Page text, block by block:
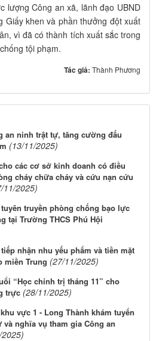
lượng Công an xã, lãnh đạo UBND
Giấy khen và phần thưởng đột xuất
vì đã có thành tích xuất sắc trong
tội phạm.
Tác giả: Thành Phương
an ninh trật tự, tăng cường đấu
(13/11/2025)
các cơ sở kinh doanh có điều
cháy chữa cháy và cứu nạn cứu
11/2025)
truyền phòng chống bạo lực
tại Trường THCS Phú Hội
nhận nhu yếu phẩm và tiền mặt
miền Trung (27/11/2025)
“Học chính trị tháng 11” cho
trực (28/11/2025)
vực 1 - Long Thành khám tuyển
nghĩa vụ tham gia Công an